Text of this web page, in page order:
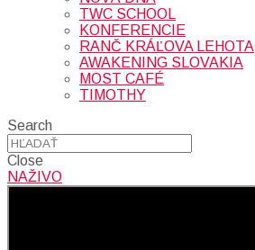
TWC SCHOOL
KONFERENCIE
RANČ KRÁĽOVA LEHOTA
AWAKENING SLOVAKIA
MOST CAFÉ
TIMOTHY
Search
Close
NAŽIVO